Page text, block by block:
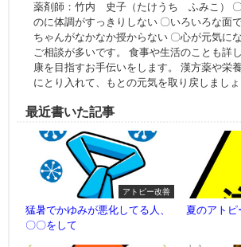
薬剤師：竹内 史子（たけうち ふみこ）
のに体調がすっきりしない 〇いろいろな面
ちゃんがなかなか授からない 〇心が元気に
ご相談が多いです。 食事や生活のことも詳
康を目指すお手伝いをします。 漢方薬や栄
にとり入れて、もとの元気を取り戻しましょ
最近書いた記事
アトピー改善
猛暑でかゆみが悪化してる人、
〇〇をして
夏のアトピ